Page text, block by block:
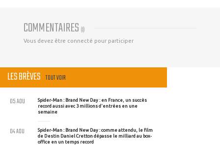
COMMENTAIRES (0)
Vous devez être connecté pour participer
LES BRÈVES TOUT VOIR
Spider-Man : Brand New Day : en France, un succès
record aussi avec 3 millions d'entrées en une
semaine
05 AOU
Spider-Man : Brand New Day : comme attendu, le film
de Destin Daniel Cretton dépasse le milliard au box-
office en un temps record
04 AOU